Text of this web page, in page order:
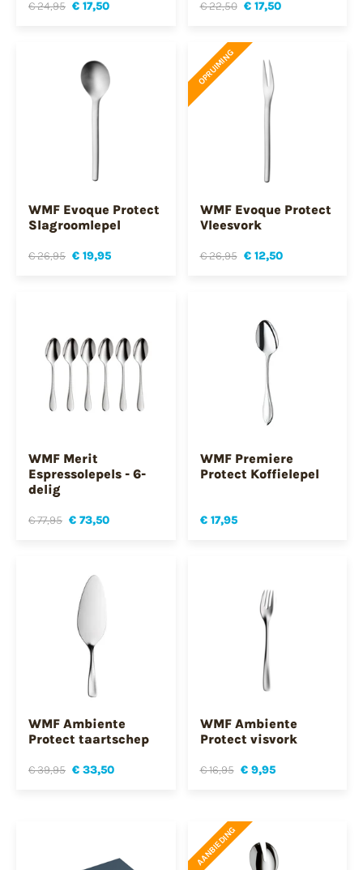
€ 24,95 € 17,50 € 22,50 € 17,50
WMF Evoque Protect
Slagroomlepel
€ 26,95 € 19,95
OPRUIMING
WMF Evoque Protect
Vleesvork
€ 26,95 € 12,50
WMF Merit
Espressolepels - 6-
delig
€ 77,95 € 73,50
WMF Premiere
Protect Koffielepel
€ 17,95
WMF Ambiente
Protect taartschep
€ 39,95 € 33,50
WMF Ambiente
Protect visvork
€ 16,95 € 9,95
AANBIEDING